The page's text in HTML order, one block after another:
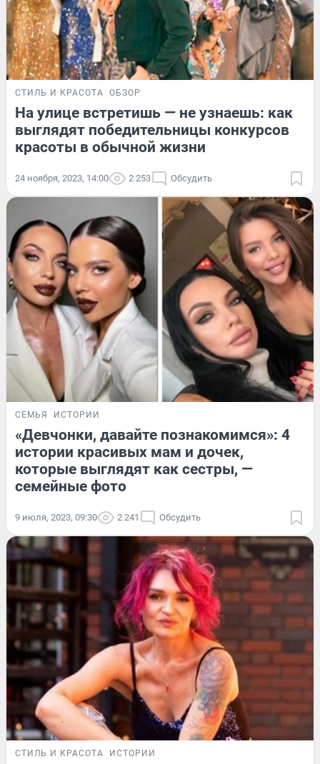
СТИЛЬ И КРАСОТА ОБЗОР
На улице встретишь — не узнаешь: как
выглядят победительницы конкурсов
красоты в обычной жизни
24 ноября, 2023, 14:00 2 253 Обсудить
СЕМЬЯ ИСТОРИИ
«Девчонки, давайте познакомимся»: 4
истории красивых мам и дочек,
которые выглядят как сестры, —
семейные фото
9 июля, 2023, 09:30 2 241 Обсудить
СТИЛЬ И КРАСОТА ИСТОРИИ